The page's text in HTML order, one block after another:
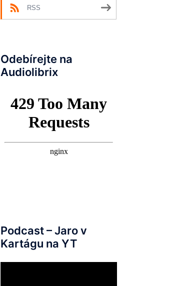
RSS
Odebírejte na
Audiolibrix
Podcast – Jaro v
Kartágu na YT